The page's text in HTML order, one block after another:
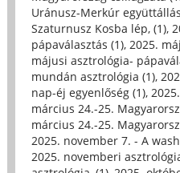
Uránusz-Merkúr
Szaturnusz Kosba lép, (1),
pápaválasztás (1), 2025.
májusi asztrológia-
mundán asztrológia (1),
nap-éj egyenlőség (1),
március 24.-25.
március 24.-25.
2025. november 7. - A
2025. novemberi